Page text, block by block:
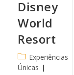
Disney
World
Resort
Experiências
Únicas